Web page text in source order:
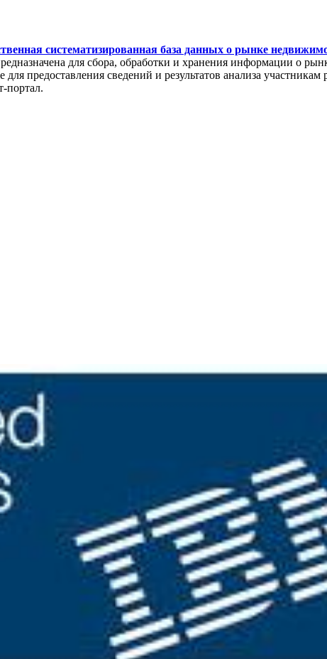
систематизированная база данных о рынке
для сбора, обработки и хранения информации о
предоставления сведений и результатов анализа
портал.